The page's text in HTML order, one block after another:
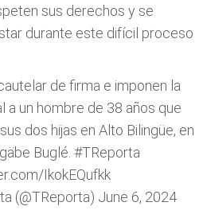
sus derechos y se
durante este difícil proceso
de firma e imponen la
a un hombre de 38 años que
dos hijas en Alto Bilingüe, en
Buglé. #TReporta
IkokEQufkk
(@TReporta) June 6, 2024